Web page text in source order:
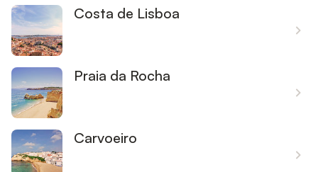
Costa de Lisboa
Praia da Rocha
Carvoeiro